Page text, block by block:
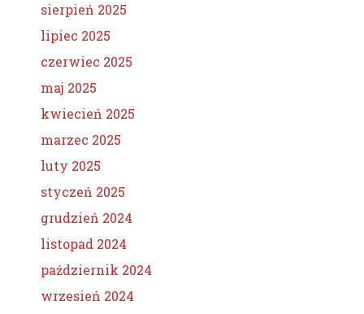
sierpień 2025
lipiec 2025
czerwiec 2025
maj 2025
kwiecień 2025
marzec 2025
luty 2025
styczeń 2025
grudzień 2024
listopad 2024
październik 2024
wrzesień 2024